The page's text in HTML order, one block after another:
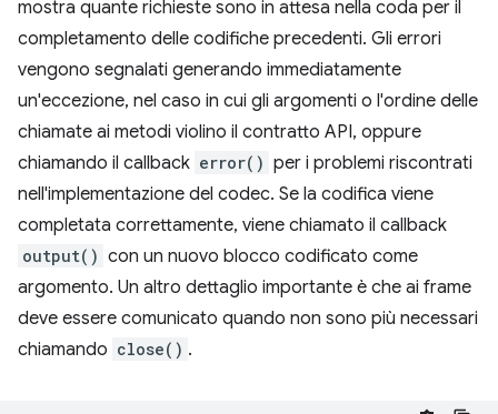
mostra quante richieste sono in attesa nella coda per il
completamento delle codifiche precedenti. Gli errori
vengono segnalati generando immediatamente
un'eccezione, nel caso in cui gli argomenti o l'ordine delle
chiamate ai metodi violino il contratto API, oppure
chiamando il callback error() per i problemi riscontrati
nell'implementazione del codec. Se la codifica viene
completata correttamente, viene chiamato il callback
output() con un nuovo blocco codificato come
argomento. Un altro dettaglio importante è che ai frame
deve essere comunicato quando non sono più necessari
chiamando close() .